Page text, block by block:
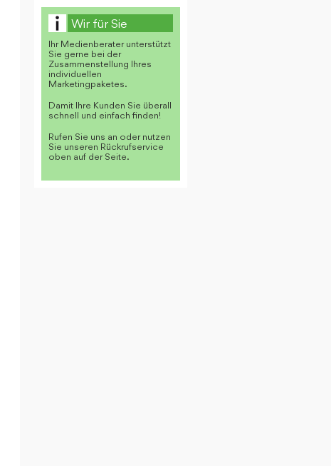
Wir für Sie
Ihr Medienberater unterstützt
Sie gerne bei der
Zusammenstellung Ihres
individuellen
Marketingpaketes.
Damit Ihre Kunden Sie überall
schnell und einfach finden!
Rufen Sie uns an oder nutzen
Sie unseren Rückrufservice
oben auf der Seite.